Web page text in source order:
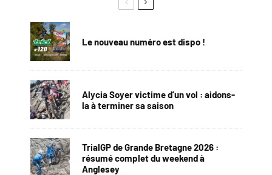
Le nouveau numéro est dispo !
Alycia Soyer victime d’un vol : aidons-
la à terminer sa saison
TrialGP de Grande Bretagne 2026 :
résumé complet du weekend à
Anglesey